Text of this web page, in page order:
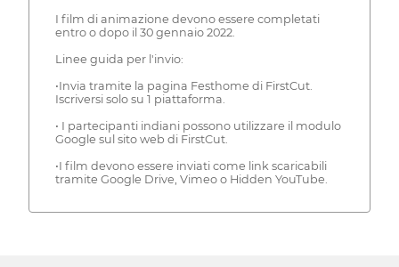
I film di animazione devono essere completati
entro o dopo il 30 gennaio 2022.
Linee guida per l'invio:
•Invia tramite la pagina Festhome di FirstCut.
Iscriversi solo su 1 piattaforma.
• I partecipanti indiani possono utilizzare il modulo
Google sul sito web di FirstCut.
•I film devono essere inviati come link scaricabili
tramite Google Drive, Vimeo o Hidden YouTube.